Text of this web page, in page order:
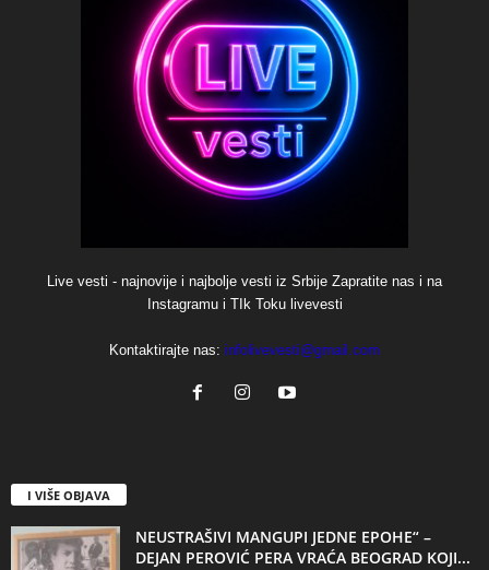
Live vesti - najnovije i najbolje vesti iz Srbije Zapratite nas i na
Instagramu i TIk Toku livevesti
Kontaktirajte nas: infolivevesti@gmail.com
I VIŠE OBJAVA
NEUSTRAŠIVI MANGUPI JEDNE EPOHE“ –
DEJAN PEROVIĆ PERA VRAĆA BEOGRAD KOJI...